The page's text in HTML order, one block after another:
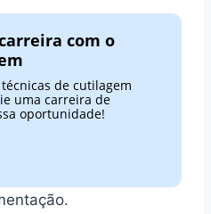
com o
de cutilagem
uma carreira de
oportunidade!